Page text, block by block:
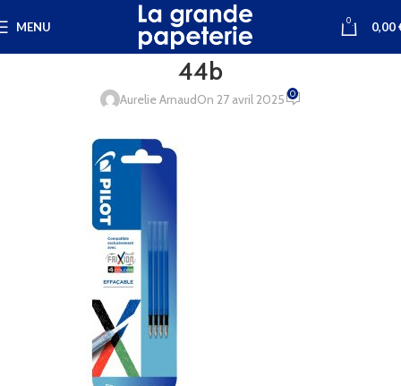
MENU 0 0,00
44b
Aurelie ArnaudOn 27 avril 2025 0